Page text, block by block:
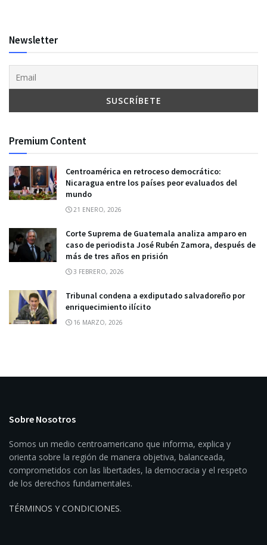
Newsletter
Premium Content
Centroamérica en retroceso democrático:
Nicaragua entre los países peor evaluados del
mundo
21 ENERO, 2026
Corte Suprema de Guatemala analiza amparo en
caso de periodista José Rubén Zamora, después de
más de tres años en prisión
3 FEBRERO, 2026
Tribunal condena a exdiputado salvadoreño por
enriquecimiento ilícito
16 MARZO, 2026
Sobre Nosotros
Somos un medio centroamericano que informa, explica y
orienta sobre la región de manera objetiva, balanceada,
comprometidos con las libertades, la democracia y el respeto
de los derechos fundamentales.
TÉRMINOS Y CONDICIONES.